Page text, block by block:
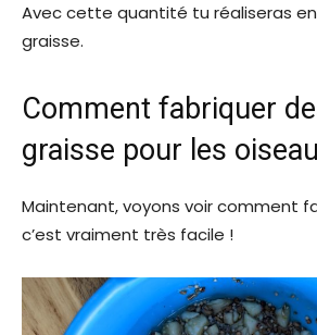
Avec cette quantité tu réaliseras
graisse.
Comment fabriquer
graisse pour les
Maintenant, voyons voir comment
c’est vraiment très facile !